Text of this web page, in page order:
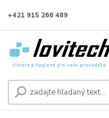
+421 915 266 489